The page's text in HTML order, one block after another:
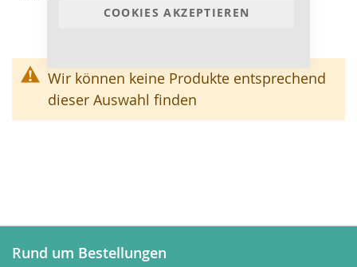
COOKIES AKZEPTIEREN
Wir können keine Produkte entsprechend
dieser Auswahl finden
Rund um Bestellungen